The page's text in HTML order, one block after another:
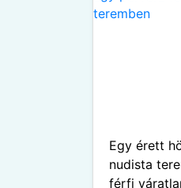
Egy érett
nudista
férfi